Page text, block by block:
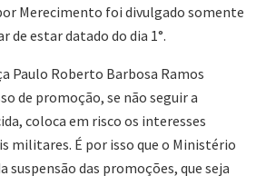
Merecimento foi divulgado somente
de estar datado do dia 1°.
Paulo Roberto Barbosa Ramos
de promoção, se não seguir a
coloca em risco os interesses
militares. É por isso que o Ministério
suspensão das promoções, que seja